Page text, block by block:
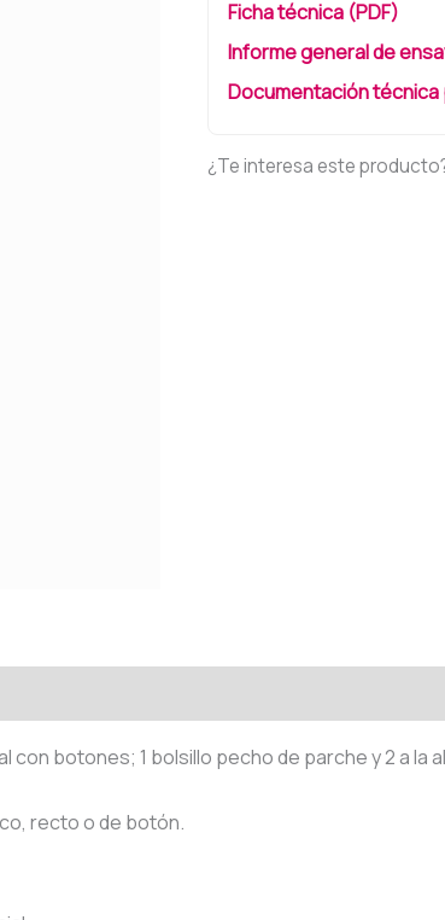
Ficha técnica (PDF)
Informe general de
Documentación
¿Te interesa este
botones; 1 bolsillo pecho de parche y 2 a la
recto o de botón.